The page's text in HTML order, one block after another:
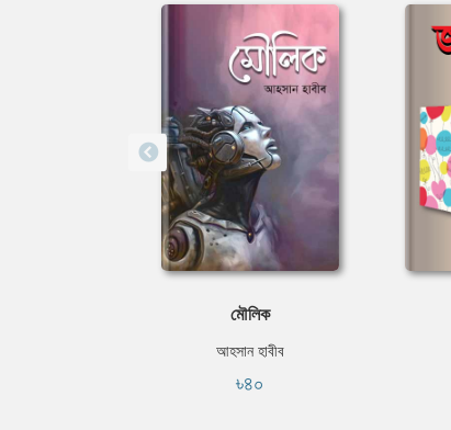
মৌলিক
আহসান হাবীব
৳৪০